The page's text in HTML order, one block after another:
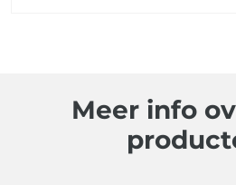
Meer info